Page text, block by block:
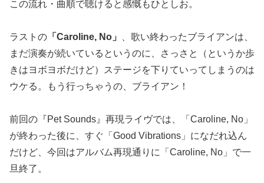
この流れ・曲順で聴けると感慨もひとしお。
ラストの 「Caroline, No」
、歌い終わったブライアンは、
まだ演奏が続いているというのに、さっさと（というか歩
きはヨボヨボだけど）ステージを下りていってしまうのは
ウケる。もう行っちゃうの、ブライアン！
前回の『Pet Sounds』再現ライヴでは、「Caroline, No」
が終わった後に、すぐ「Good Vibrations」になだれ込ん
だけど、今回はアルバム再現通りに「Caroline, No」で一
旦終了。